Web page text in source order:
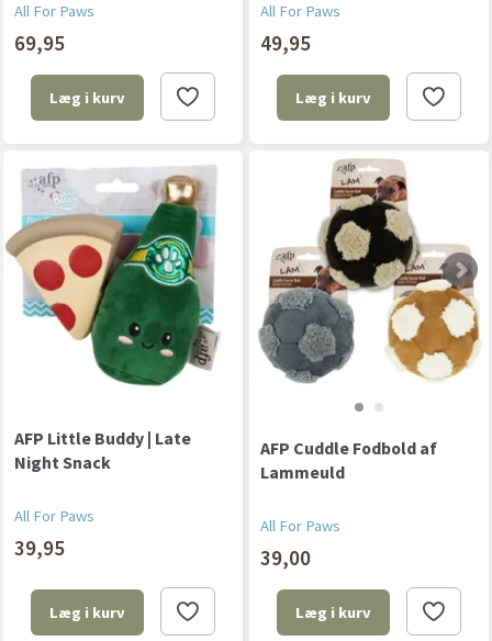
All For Paws
69,95
Læg i kurv
All For Paws
49,95
Læg i kurv
AFP Little Buddy | Late
Night Snack
All For Paws
39,95
Læg i kurv
AFP Cuddle Fodbold af
Lammeuld
All For Paws
39,00
Læg i kurv